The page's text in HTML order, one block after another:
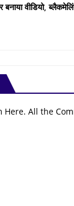
बनाया वीडियो,
Here. All the